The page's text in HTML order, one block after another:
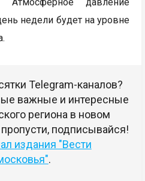
недели будет на уровне
Telegram-каналов?
важные и интересные
региона в новом
подписывайся!
издания "Вести
.